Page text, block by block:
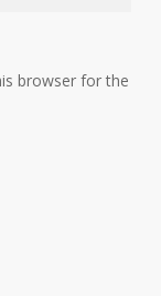
browser for the